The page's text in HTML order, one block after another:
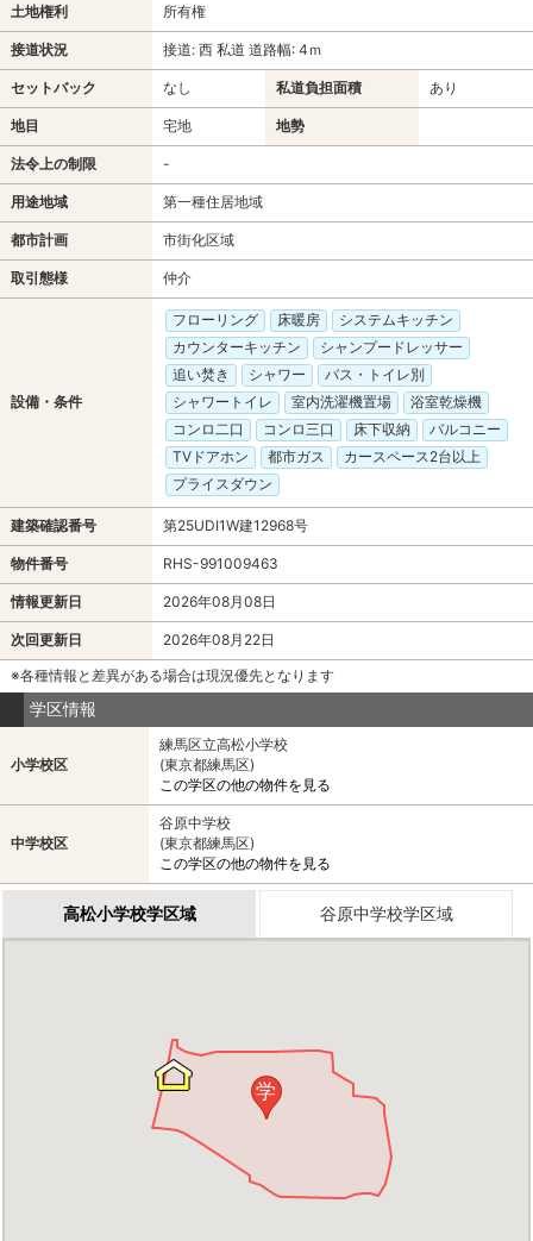
土地権利 所有権
接道状況 接道: 西 私道 道路幅: 4ｍ
セットバック なし 私道負担面積 あり
地目 宅地 地勢
法令上の制限 -
用途地域 第一種住居地域
都市計画 市街化区域
取引態様 仲介
設備・条件
フローリング 床暖房
システムキッチン
カウンターキッチン
シャンプードレッサー
追い焚き
シャワー
バス・トイレ別
シャワートイレ
室内洗濯機置場
浴室乾燥機
コンロ二口
コンロ三口 床下収納
バルコニー
TVドアホン
都市ガス
カースペース2台以上
プライスダウン
建築確認番号 第25UDI1W建12968号
物件番号 RHS-991009463
情報更新日 2026年08月08日
次回更新日
2026年08月22日
※各種情報と差異がある場合は現況優先となります
学区情報
小学校区
練馬区立高松小学校
(東京都練馬区)
この学区の他の物件を見る
中学校区
谷原中学校
(東京都練馬区)
この学区の他の物件を見る
高松小学校学区域 谷原中学校学区域
学